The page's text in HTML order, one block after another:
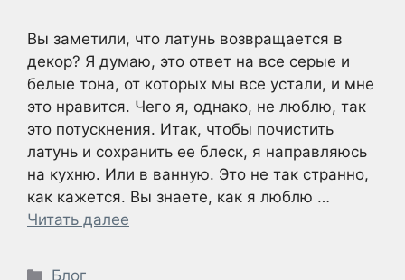
Вы заметили, что латунь возвращается в
декор? Я думаю, это ответ на все серые и
белые тона, от которых мы все устали, и мне
это нравится. Чего я, однако, не люблю, так
это потускнения. Итак, чтобы почистить
латунь и сохранить ее блеск, я направляюсь
на кухню. Или в ванную. Это не так странно,
как кажется. Вы знаете, как я люблю …
Читать далее
Рубрики
Блог